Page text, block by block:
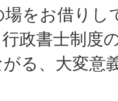
をお借りし
政書士制度
る、大変意